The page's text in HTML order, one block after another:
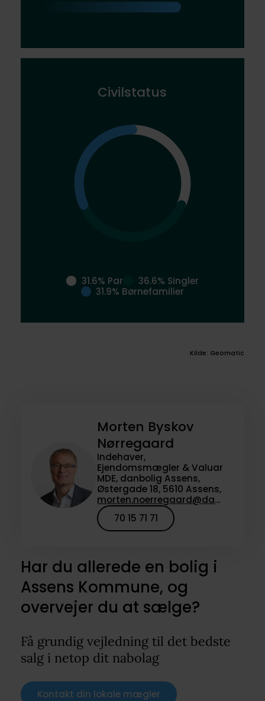
Civilstatus
31.6% Par
36.6% Singler
31.9% Børnefamilier
Kilde: Geomatic
Morten Byskov
Nørregaard
Indehaver,
Ejendomsmægler & Valuar
MDE, danbolig Assens,
Østergade 18, 5610 Assens,
morten.noerregaard@danbolig.dk
70 15 71 71
Har du allerede en bolig i
Assens Kommune, og
overvejer du at sælge?
Få grundig vejledning til det bedste
salg i netop dit nabolag
Kontakt din lokale mægler